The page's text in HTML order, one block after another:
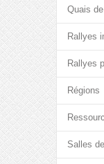
Quais
Rallyes
Rallyes
Régions
Salles